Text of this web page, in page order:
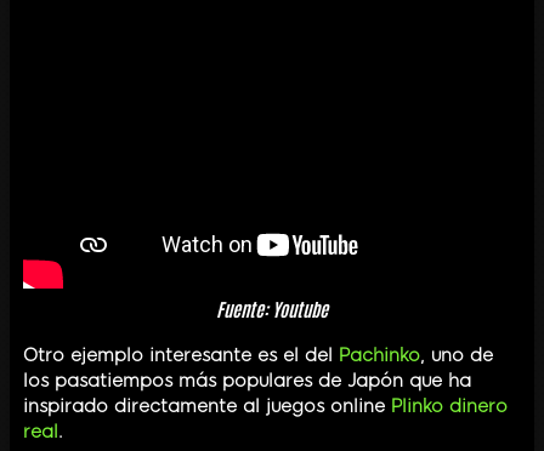
Fuente: Youtube
Otro ejemplo interesante es el del Pachinko, uno de
los pasatiempos más populares de Japón que ha
inspirado directamente al juegos online Plinko dinero
real.